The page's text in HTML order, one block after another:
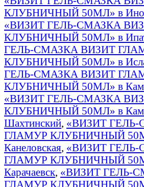
КЛУБНИЧНЫЙ 50МЛ» в
«ВИЗИТ ГЕЛЬ-СМАЗКА
КЛУБНИЧНЫЙ 50МЛ» в
ГЕЛЬ-СМАЗКА ВИЗИТ
КЛУБНИЧНЫЙ 50МЛ» в
ГЕЛЬ-СМАЗКА ВИЗИТ
КЛУБНИЧНЫЙ 50МЛ» в
«ВИЗИТ ГЕЛЬ-СМАЗКА
КЛУБНИЧНЫЙ 50МЛ» в
Шахтинский, «ВИЗИТ
ГЛАМУР КЛУБНИЧНЫЙ
Канеловская, «ВИЗИТ
ГЛАМУР КЛУБНИЧНЫЙ
Карачаевск, «ВИЗИТ ГЕЛЬ-
ГЛАМУР КЛУБНИЧНЫЙ